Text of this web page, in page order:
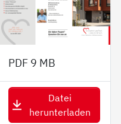
PDF 9 MB
Datei
herunterladen